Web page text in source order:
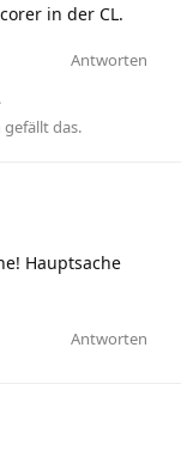
in der CL.
Antworten
gefällt das.
Hauptsache
Antworten